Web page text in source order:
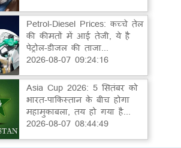
Petrol-Diesel Prices: कच्चे तेल
की कीमतों में आई तेजी, ये है
पेट्रोल-डीजल की ताजा...
2026-08-07 09:24:16
Asia Cup 2026: 5 सितंबर को
भारत-पाकिस्तान के बीच होगा
महामुकाबला, तय हो गया है...
2026-08-07 08:44:49